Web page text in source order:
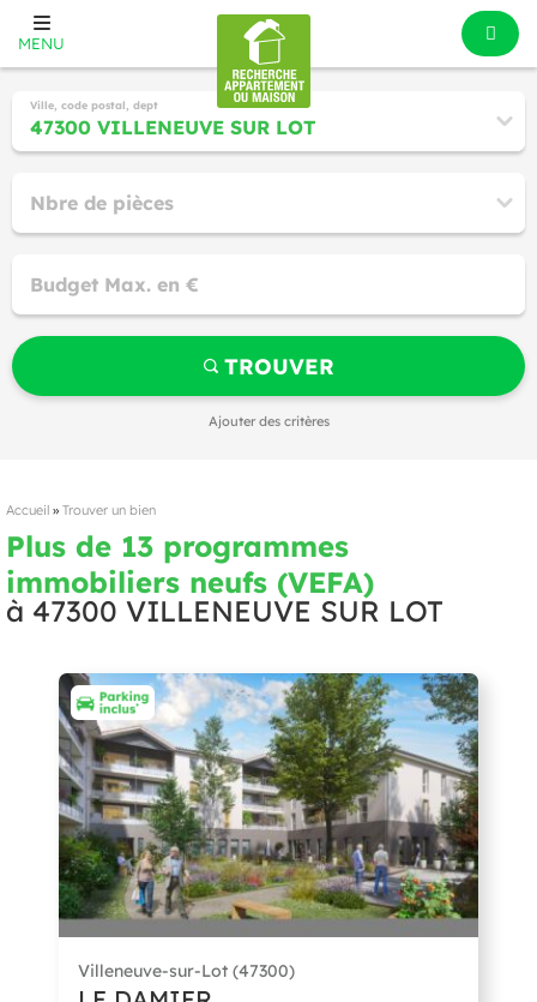
MENU
Ville, code postal, dept
Nbre de pièces
Budget Max. en €
TROUVER
Ajouter des critères
Accueil » Trouver un bien
Plus de 13 programmes
immobiliers neufs (VEFA)
à 47300 VILLENEUVE SUR LOT
Villeneuve-sur-Lot (47300)